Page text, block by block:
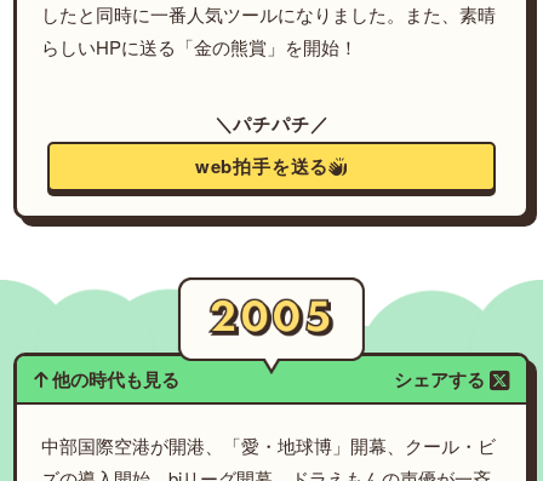
したと同時に一番人気ツールになりました。また、素晴
らしいHPに送る「金の熊賞」を開始！
＼パチパチ／
web拍手を送る
他の時代も見る シェアする
中部国際空港が開港、「愛・地球博」開幕、クール・ビ